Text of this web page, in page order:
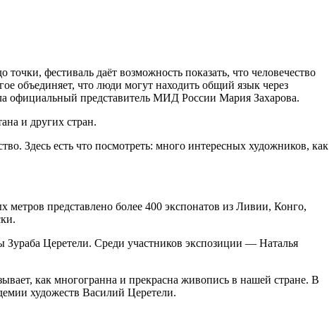
фестиваль даёт возможность показать, что человечество
объединяет, что люди могут находить общий язык через
официальный представитель МИД России Мария Захарова.
и других стран.
Здесь есть что посмотреть: много интересных художников, как
представлено более 400 экспонатов из Ливии, Конго,
Зураба Церетели. Среди участников экспозиции — Наталья
как многогранна и прекрасна живопись в нашей стране. В
художеств Василий Церетели.